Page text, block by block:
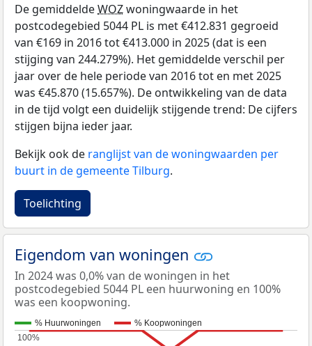
De gemiddeldeWOZwoningwaarde in het
postcodegebied 5044 PL is met €412.831 gegroeid
van €169 in 2016 tot €413.000 in 2025 (dat is een
stijging van 244.279%). Het gemiddelde verschil per
jaar over de hele periode van 2016 tot en met 2025
was €45.870 (15.657%). De ontwikkeling van de data
in de tijd volgt een duidelijk stijgende trend: De cijfers
stijgen bijna ieder jaar.
Bekijk ook de ranglijst van de woningwaarden per
buurt in de gemeente Tilburg.
Toelichting
Eigendom van woningen
In 2024 was 0,0% van de woningen in het
postcodegebied 5044 PL een huurwoning en 100%
was een koopwoning.
% Huurwoningen
% Koopwoningen
100%
100%